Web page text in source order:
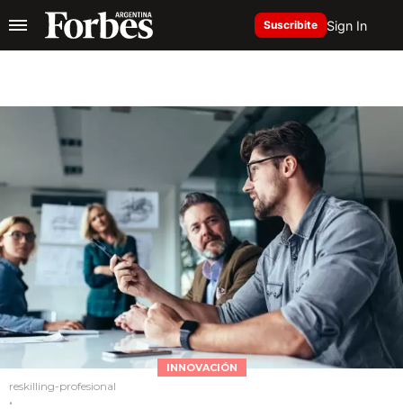
Suscribite Sign In
INNOVACIÓN
reskilling-profesional
.